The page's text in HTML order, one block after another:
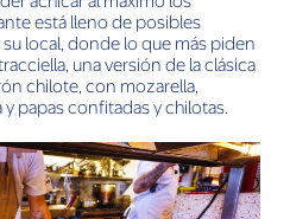
está lleno de posibles
local, donde lo que más piden
una versión de la clásica
chilote, con mozarella,
papas confitadas y chilotas.